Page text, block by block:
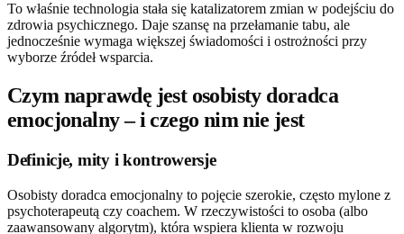
To właśnie technologia stała się katalizatorem zmian w podejściu do
zdrowia psychicznego. Daje szansę na przełamanie tabu, ale
jednocześnie wymaga większej świadomości i ostrożności przy
wyborze źródeł wsparcia.
Czym naprawdę jest osobisty doradca
emocjonalny – i czego nim nie jest
Definicje, mity i kontrowersje
Osobisty doradca emocjonalny to pojęcie szerokie, często mylone z
psychoterapeutą czy coachem. W rzeczywistości to osoba (albo
zaawansowany algorytm), która wspiera klienta w rozwoju